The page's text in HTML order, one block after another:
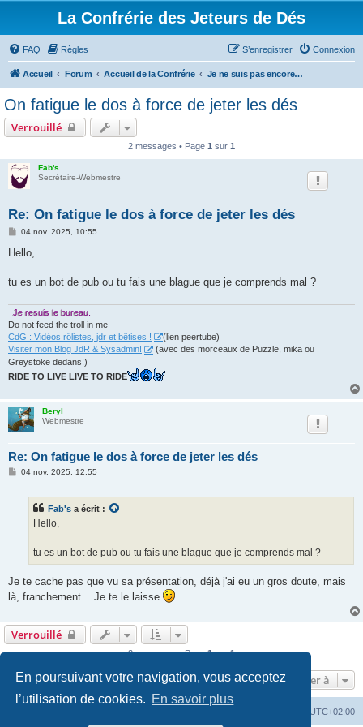
En poursuivant votre navigation, vous acceptez
l’utilisation de cookies. En savoir plus
La Confrérie des Jeteurs de Dés
FAQ Règles Connexion
S’enregistrer
Accueil Forum Accueil de la Confrérie Je ne suis pas encore inscrit, mais...
On fatigue le dos à force de jeter les dés
Verrouillé
2 messages • Page 1 sur 1
Fab's
Secrétaire-Webmestre
Re: On fatigue le dos à force de jeter les dés
M
s
g
04 nov. 2025, 10:55
Hello,
tu es un bot de pub ou tu fais une blague que je comprends mal ?
Je resuis le bureau.
Do not feed the troll in me
CdG : Vidéos rôlistes, jdr et bêtises !
(lien peertube)
Visiter mon Blog JdR & Sysadmin!
(avec des morceaux de Puzzle, mika ou
Greystoke dedans!)
RIDE TO LIVE LIVE TO RIDE
Beryl
Webmestre
Re: On fatigue le dos à force de jeter les dés
M04 nov. 2025, 12:55
Fab's a écrit :
Hello,
tu es un bot de pub ou tu fais une blague que je comprends mal ?
Je te cache pas que vu sa présentation, déjà j'ai eu un gros doute, mais
là, franchement... Je te le laisse
Verrouillé
2 messages • Page1sur1
Aller à
UTC+02:00